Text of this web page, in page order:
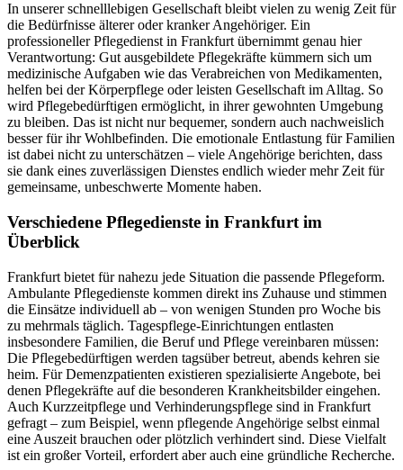
In unserer schnelllebigen Gesellschaft bleibt vielen zu wenig Zeit für
die Bedürfnisse älterer oder kranker Angehöriger. Ein
professioneller Pflegedienst in Frankfurt übernimmt genau hier
Verantwortung: Gut ausgebildete Pflegekräfte kümmern sich um
medizinische Aufgaben wie das Verabreichen von Medikamenten,
helfen bei der Körperpflege oder leisten Gesellschaft im Alltag. So
wird Pflegebedürftigen ermöglicht, in ihrer gewohnten Umgebung
zu bleiben. Das ist nicht nur bequemer, sondern auch nachweislich
besser für ihr Wohlbefinden. Die emotionale Entlastung für Familien
ist dabei nicht zu unterschätzen – viele Angehörige berichten, dass
sie dank eines zuverlässigen Dienstes endlich wieder mehr Zeit für
gemeinsame, unbeschwerte Momente haben.
Verschiedene Pflegedienste in Frankfurt im
Überblick
Frankfurt bietet für nahezu jede Situation die passende Pflegeform.
Ambulante Pflegedienste kommen direkt ins Zuhause und stimmen
die Einsätze individuell ab – von wenigen Stunden pro Woche bis
zu mehrmals täglich. Tagespflege-Einrichtungen entlasten
insbesondere Familien, die Beruf und Pflege vereinbaren müssen:
Die Pflegebedürftigen werden tagsüber betreut, abends kehren sie
heim. Für Demenzpatienten existieren spezialisierte Angebote, bei
denen Pflegekräfte auf die besonderen Krankheitsbilder eingehen.
Auch Kurzzeitpflege und Verhinderungspflege sind in Frankfurt
gefragt – zum Beispiel, wenn pflegende Angehörige selbst einmal
eine Auszeit brauchen oder plötzlich verhindert sind. Diese Vielfalt
ist ein großer Vorteil, erfordert aber auch eine gründliche Recherche.